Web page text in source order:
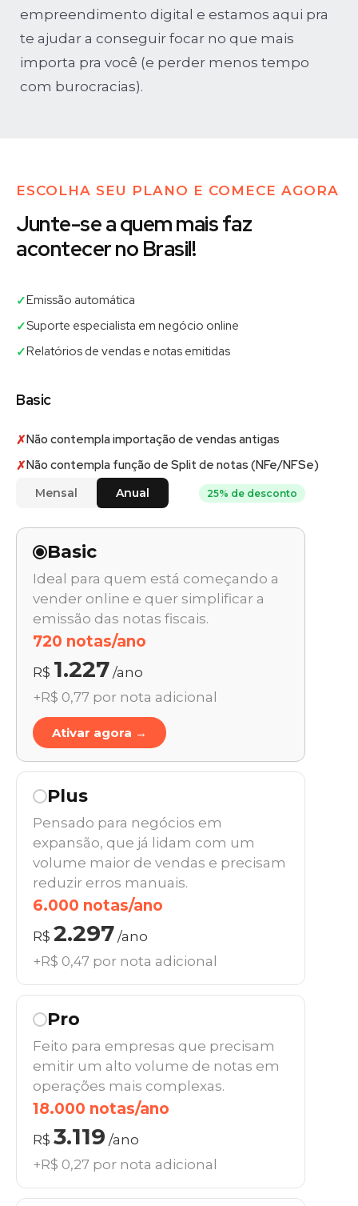
empreendimento digital e estamos aqui pra
te ajudar a conseguir focar no que mais
importa pra você (e perder menos tempo
com burocracias).
ESCOLHA SEU PLANO E COMECE AGORA
Junte-se a quem mais faz
acontecer no Brasil!
✓Emissão automática
✓Suporte especialista em negócio online
✓Relatórios de vendas e notas emitidas
Basic
✗Não contempla importação de vendas antigas
✗Não contempla função de Split de notas (NFe/NFSe)
Mensal Anual 25% de desconto
Basic
Ideal para quem está começando a
vender online e quer simplificar a
emissão das notas fiscais.
720 notas/ano
R$ 1.227 /ano
+R$ 0,77 por nota adicional
Ativar agora →
Plus
Pensado para negócios em
expansão, que já lidam com um
volume maior de vendas e precisam
reduzir erros manuais.
6.000 notas/ano
R$ 2.297 /ano
+R$ 0,47 por nota adicional
Pro
Feito para empresas que precisam
emitir um alto volume de notas em
operações mais complexas.
18.000 notas/ano
R$ 3.119 /ano
+R$ 0,27 por nota adicional